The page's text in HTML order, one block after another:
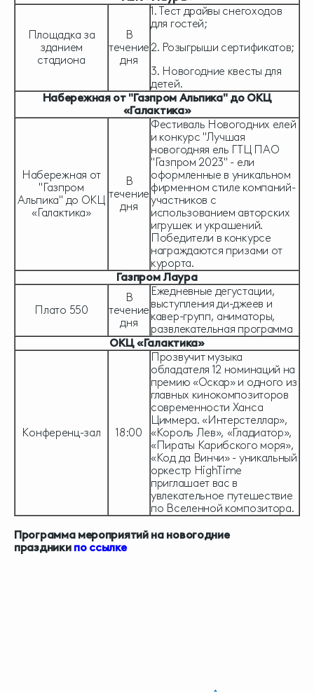
Площадка за
зданием
стадиона
В
течение
дня
1. Тест драйвы снегоходов
для гостей;
2. Розыгрыши сертификатов;
3. Новогодние квесты для
детей.
Набережная от "Газпром Альпика" до ОКЦ
«Галактика»
Набережная от
"Газпром
Альпика" до ОКЦ
«Галактика»
В
течение
дня
Фестиваль Новогодних елей
и конкурс "Лучшая
новогодняя ель ГТЦ ПАО
"Газпром 2023" - ели
оформленные в уникальном
фирменном стиле компаний-
участников с
использованием авторских
игрушек и украшений.
Победители в конкурсе
награждаются призами от
курорта.
Газпром Лаура
Плато 550
В
течение
дня
Ежедневные дегустации,
выступления ди-джеев и
кавер-групп, аниматоры,
развлекательная программа
ОКЦ «Галактика»
Конференц-зал 18:00
Прозвучит музыка
обладателя 12 номинаций на
премию «Оскар» и одного из
главных кинокомпозиторов
современности Ханса
Циммера. «Интерстеллар»,
«Король Лев», «Гладиатор»,
«Пираты Карибского моря»,
«Код да Винчи» - уникальный
оркестр HighTime
приглашает вас в
увлекательное путешествие
по Вселенной композитора.
Программа мероприятий на новогодние
праздники по ссылке